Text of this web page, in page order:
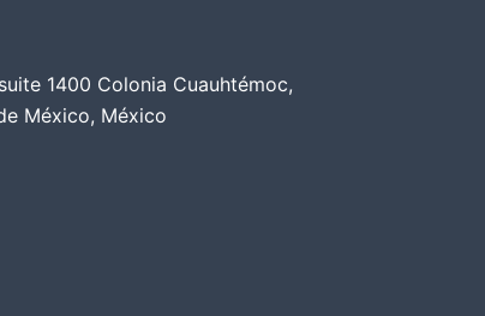
1400 Colonia Cuauhtémoc,
México, México